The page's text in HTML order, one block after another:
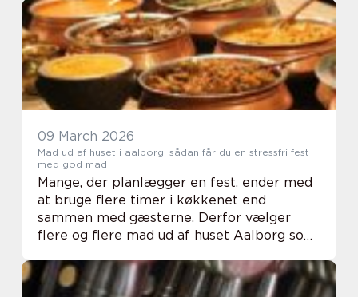
09 March 2026
Mad ud af huset i aalborg: sådan får du en stressfri fest
med god mad
Mange, der planlægger en fest, ender med
at bruge flere timer i køkkenet end
sammen med gæsterne. Derfor vælger
flere og flere mad ud af huset Aalborg som
konfirmation, rund fødselsdag,
studenterfest eller ...